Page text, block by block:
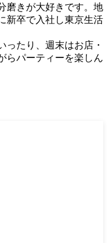
磨きが大好きです。地
新卒で入社し東京生活
ったり、週末はお店・
らパーティーを楽しん